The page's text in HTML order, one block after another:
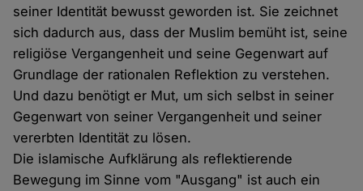
seiner Identität bewusst geworden ist. Sie zeichnet
sich dadurch aus, dass der Muslim bemüht ist, seine
religiöse Vergangenheit und seine Gegenwart auf
Grundlage der rationalen Reflektion zu verstehen.
Und dazu benötigt er Mut, um sich selbst in seiner
Gegenwart von seiner Vergangenheit und seiner
vererbten Identität zu lösen.
Die islamische Aufklärung als reflektierende
Bewegung im Sinne vom "Ausgang" ist auch ein